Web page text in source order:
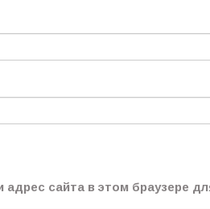
адрес сайта в этом браузере